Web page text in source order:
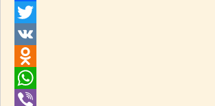
ДОМ и ДАЧА
ВАШИ РЕЦЕПТЫ
ДЕТСКОЕ МЕНЮ
ЛАЙФХАК
МОДА
РЕМОНТ
Facebook
Twitter
VK
Odnoklassniki
WhatsApp